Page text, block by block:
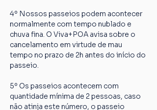
4º Nossos passeios podem acontecer
normalmente com tempo nublado e
chuva fina. O Viva+POA avisa sobre o
cancelamento em virtude de mau
tempo no prazo de 2h antes do início do
passeio.
5º Os passeios acontecem com
quantidade mínima de 2 pessoas, caso
não atinja este número, o passeio